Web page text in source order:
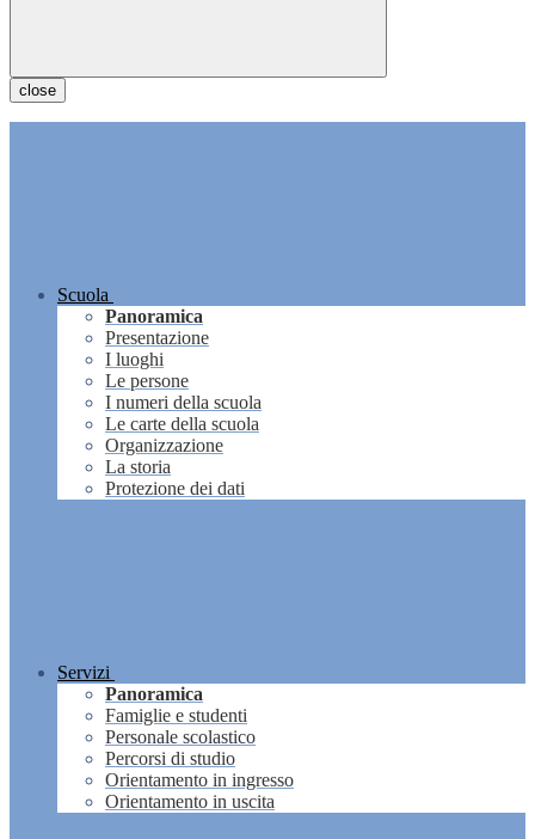
close
Scuola
Panoramica
Presentazione
I luoghi
Le persone
I numeri della scuola
Le carte della scuola
Organizzazione
La storia
Protezione dei dati
Servizi
Panoramica
Famiglie e studenti
Personale scolastico
Percorsi di studio
Orientamento in ingresso
Orientamento in uscita